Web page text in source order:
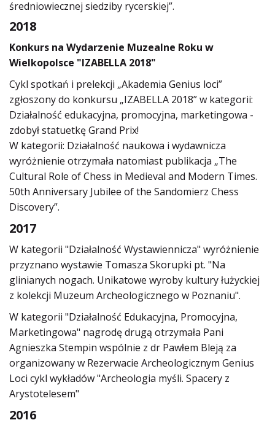
średniowiecznej siedziby rycerskiej”.
2018
Konkurs na Wydarzenie Muzealne Roku w
Wielkopolsce "IZABELLA 2018"
Cykl spotkań i prelekcji „Akademia Genius loci”
zgłoszony do konkursu „IZABELLA 2018” w kategorii:
Działalność edukacyjna, promocyjna, marketingowa -
zdobył statuetkę Grand Prix!
W kategorii: Działalność naukowa i wydawnicza
wyróżnienie otrzymała natomiast publikacja „The
Cultural Role of Chess in Medieval and Modern Times.
50th Anniversary Jubilee of the Sandomierz Chess
Discovery”.
2017
W kategorii "Działalność Wystawiennicza" wyróżnienie
przyznano wystawie Tomasza Skorupki pt. "Na
glinianych nogach. Unikatowe wyroby kultury łużyckiej
z kolekcji Muzeum Archeologicznego w Poznaniu".
W kategorii "Działalność Edukacyjna, Promocyjna,
Marketingowa" nagrodę drugą otrzymała Pani
Agnieszka Stempin wspólnie z dr Pawłem Bleją za
organizowany w Rezerwacie Archeologicznym Genius
Loci cykl wykładów "Archeologia myśli. Spacery z
Arystotelesem"
2016